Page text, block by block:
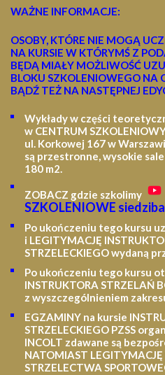
WAŻNE INFORMACJE:
OSOBY, KTÓRE NIE MOGĄ
NA KURSIE W KTÓRYMŚ Z
BĘDĄ MIAŁY MOŻLIWOŚĆ
BLOKU SZKOLENIOWEGO NA
BĄDŹ TEŻ NA NASTĘPNEJ
Wykłady w części
w CENTRUM
ul. Korkowej 167 w
są przestronne, wysokie
180 m2.
ZOBACZ gdzie szkolimy
SZKOLENIOWE
Po ukończeniu tego kursu
i LEGITYMACJĘ
STRZELECKIEGO wydaną
Po ukończeniu tego kursu
INSTRUKTORA STRZELAŃ
z wyszczególnieniem
EGZAMINY na kursie
STRZELECKIEGO PZSS
INCOLT zdawane są
NATOMIAST
STRZELECTWA